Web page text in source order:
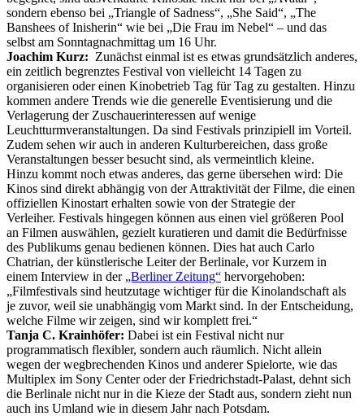
sondern ebenso bei „Triangle of Sadness“, „She Said“, „The
Banshees of Inisherin“ wie bei „Die Frau im Nebel“ – und das
selbst am Sonntagnachmittag um 16 Uhr.
Joachim Kurz: Zunächst einmal ist es etwas grundsätzlich anderes,
ein zeitlich begrenztes Festival von vielleicht 14 Tagen zu
organisieren oder einen Kinobetrieb Tag für Tag zu gestalten. Hinzu
kommen andere Trends wie die generelle Eventisierung und die
Verlagerung der Zuschauerinteressen auf wenige
Leuchtturmveranstaltungen. Da sind Festivals prinzipiell im Vorteil.
Zudem sehen wir auch in anderen Kulturbereichen, dass große
Veranstaltungen besser besucht sind, als vermeintlich kleine.
Hinzu kommt noch etwas anderes, das gerne übersehen wird: Die
Kinos sind direkt abhängig von der Attraktivität der Filme, die einen
offiziellen Kinostart erhalten sowie von der Strategie der
Verleiher. Festivals hingegen können aus einen viel größeren Pool
an Filmen auswählen, gezielt kuratieren und damit die Bedürfnisse
des Publikums genau bedienen können. Dies hat auch Carlo
Chatrian, der künstlerische Leiter der Berlinale, vor Kurzem in
einem Interview in der „Berliner Zeitung“ hervorgehoben:
„Filmfestivals sind heutzutage wichtiger für die Kinolandschaft als
je zuvor, weil sie unabhängig vom Markt sind. In der Entscheidung,
welche Filme wir zeigen, sind wir komplett frei.“
Tanja C. Krainhöfer: Dabei ist ein Festival nicht nur
programmatisch flexibler, sondern auch räumlich. Nicht allein
wegen der wegbrechenden Kinos und anderer Spielorte, wie das
Multiplex im Sony Center oder der Friedrichstadt-Palast, dehnt sich
die Berlinale nicht nur in die Kieze der Stadt aus, sondern zieht nun
auch ins Umland wie in diesem Jahr nach Potsdam.